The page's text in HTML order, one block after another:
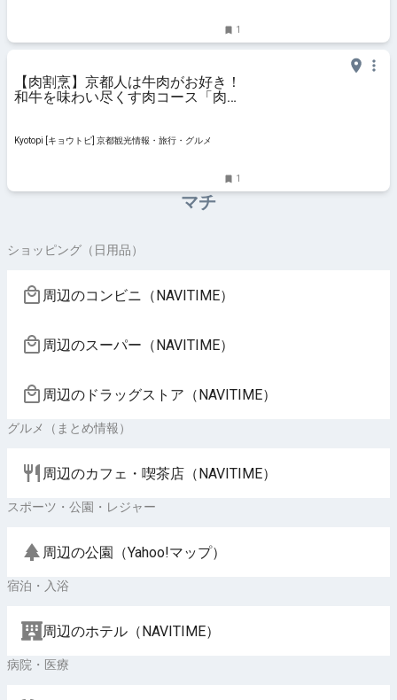
1
【肉割烹】京都人は牛肉がお好き！
和牛を味わい尽くす肉コース「肉料
Kyotopi [キョウトピ] 京都観光情報・旅行・グルメ
1
マチ
ショッピング（日用品）
周辺のコンビニ（NAVITIME）
周辺のスーパー（NAVITIME）
周辺のドラッグストア（NAVITIME）
グルメ（まとめ情報）
周辺のカフェ・喫茶店（NAVITIME）
スポーツ・公園・レジャー
周辺の公園（Yahoo!マップ）
宿泊・入浴
周辺のホテル（NAVITIME）
病院・医療